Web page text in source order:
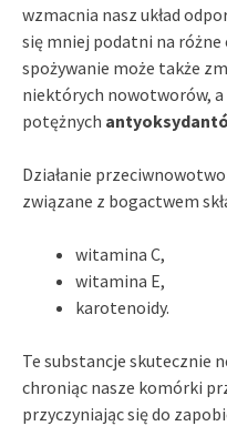
wzmacnia nasz układ
się mniej podatni na różne
spożywanie może także
niektórych nowotworów,
potężnych
Działanie
związane z bogactwem
witamina C,
witamina E,
karotenoidy.
Te substancje skutecznie
chroniąc nasze komórki
przyczyniając się do